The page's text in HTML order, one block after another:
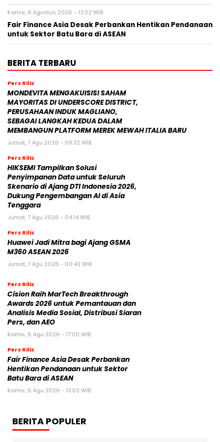
Kamis, 6 Agustus 2026 - 13:02 WIB
Fair Finance Asia Desak Perbankan Hentikan Pendanaan
untuk Sektor Batu Bara di ASEAN
BERITA TERBARU
Pers Rilis
MONDEVITA MENGAKUISISI SAHAM
MAYORITAS DI UNDERSCORE DISTRICT,
PERUSAHAAN INDUK MAGLIANO,
SEBAGAI LANGKAH KEDUA DALAM
MEMBANGUN PLATFORM MEREK MEWAH ITALIA BARU
Jumat, 7 Agu 2026 - 09:32 WIB
Pers Rilis
HIKSEMI Tampilkan Solusi
Penyimpanan Data untuk Seluruh
Skenario di Ajang DTI Indonesia 2026,
Dukung Pengembangan AI di Asia
Tenggara
Jumat, 7 Agu 2026 - 04:14 WIB
Pers Rilis
Huawei Jadi Mitra bagi Ajang GSMA
M360 ASEAN 2026
Jumat, 7 Agu 2026 - 00:42 WIB
Pers Rilis
Cision Raih MarTech Breakthrough
Awards 2026 untuk Pemantauan dan
Analisis Media Sosial, Distribusi Siaran
Pers, dan AEO
Kamis, 6 Agu 2026 - 17:00 WIB
Pers Rilis
Fair Finance Asia Desak Perbankan
Hentikan Pendanaan untuk Sektor
Batu Bara di ASEAN
Kamis, 6 Agu 2026 - 13:02 WIB
BERITA POPULER